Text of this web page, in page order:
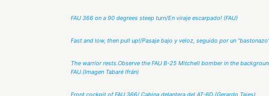
FAU 366 on a 90 degrees steep turn/En viraje escarpado! (FAU)
Fast and low, then pull up!/Pasaje bajo y veloz, seguido por un
The warrior rests.Observe the FAU B-25 Mitchell bomber in the
FAU.(Imagen Tabaré Ifrán)
Front cockpit of FAU 366/ Cabina delantera del AT-6D.(Gerardo Tajes)